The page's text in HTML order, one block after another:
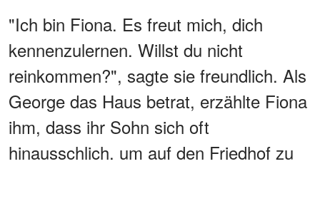
"Ich bin Fiona. Es freut mich, dich
kennenzulernen. Willst du nicht
reinkommen?", sagte sie freundlich. Als
George das Haus betrat, erzählte Fiona
ihm, dass ihr Sohn sich oft
hinausschlich, um auf den Friedhof zu